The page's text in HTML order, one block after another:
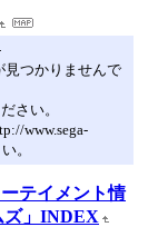
見つかりませんで
さい。
www.sega-
。
テイメント情
ズ」INDEX